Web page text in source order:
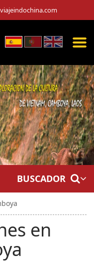
BUSCADOR
en